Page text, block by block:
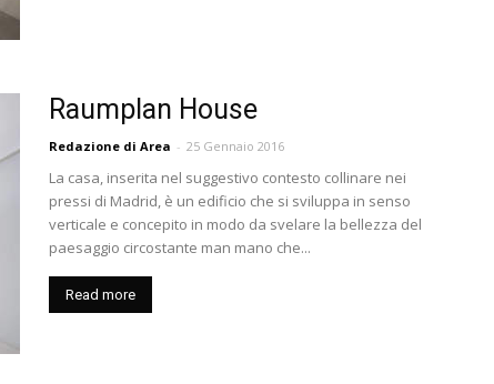
Raumplan House
Redazione di Area - 25 Gennaio 2016
La casa, inserita nel suggestivo contesto collinare nei
pressi di Madrid, è un edificio che si sviluppa in senso
verticale e concepito in modo da svelare la bellezza del
paesaggio circostante man mano che...
Read more